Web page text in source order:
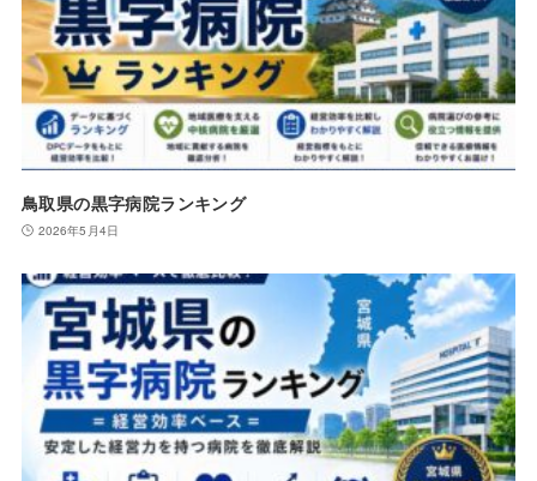
鳥取県の黒字病院ランキング
2026年5月4日